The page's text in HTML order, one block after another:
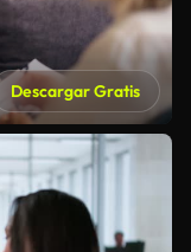
Descargar Gratis